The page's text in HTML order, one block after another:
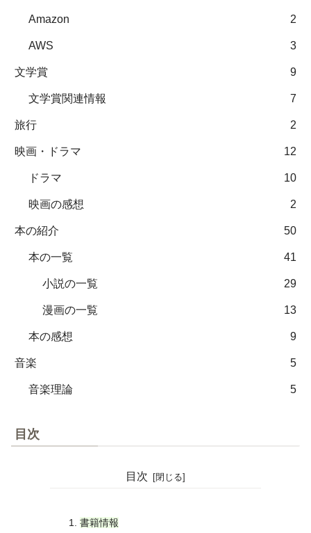
Amazon 2
AWS 3
文学賞 9
文学賞関連情報 7
旅行 2
映画・ドラマ 12
ドラマ 10
映画の感想 2
本の紹介 50
本の一覧 41
小説の一覧 29
漫画の一覧 13
本の感想 9
音楽 5
音楽理論 5
目次
目次
書籍情報